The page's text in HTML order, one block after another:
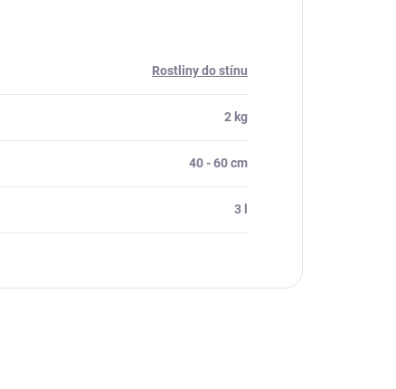
Rostliny do stínu
2 kg
40 - 60 cm
3 l